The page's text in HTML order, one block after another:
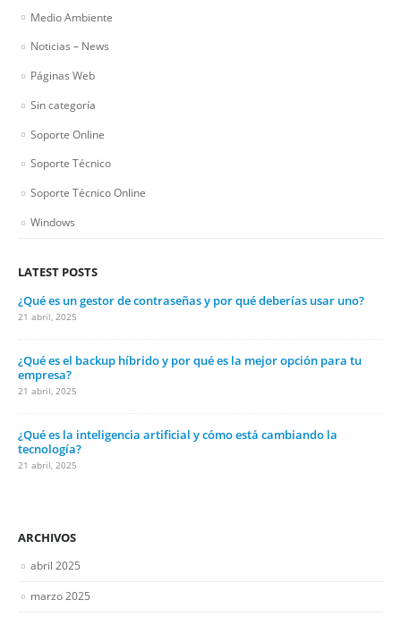
Medio Ambiente
Noticias – News
Páginas Web
Sin categoría
Soporte Online
Soporte Técnico
Soporte Técnico Online
Windows
LATEST POSTS
¿Qué es un gestor de contraseñas y por qué deberías usar uno?
21 abril, 2025
¿Qué es el backup híbrido y por qué es la mejor opción para tu
empresa?
21 abril, 2025
¿Qué es la inteligencia artificial y cómo está cambiando la
tecnología?
21 abril, 2025
ARCHIVOS
abril 2025
marzo 2025